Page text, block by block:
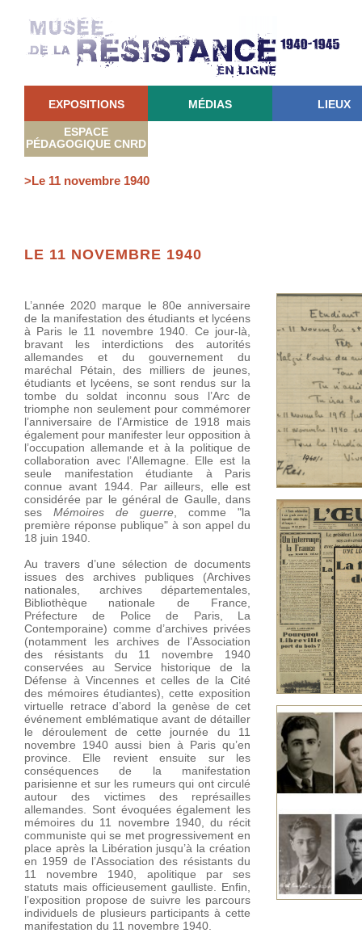
EXPOSITIONS MÉDIAS LIEUX
ESPACE
PÉDAGOGIQUE CNRD
>Le 11 novembre 1940
LE 11 NOVEMBRE 1940
L’année 2020 marque le 80e anniversaire
de la manifestation des étudiants et lycéens
à Paris le 11 novembre 1940. Ce jour-là,
bravant les interdictions des autorités
allemandes et du gouvernement du
maréchal Pétain, des milliers de jeunes,
étudiants et lycéens, se sont rendus sur la
tombe du soldat inconnu sous l’Arc de
triomphe non seulement pour commémorer
l’anniversaire de l’Armistice de 1918 mais
également pour manifester leur opposition à
l’occupation allemande et à la politique de
collaboration avec l’Allemagne. Elle est la
seule manifestation étudiante à Paris
connue avant 1944. Par ailleurs, elle est
considérée par le général de Gaulle, dans
ses Mémoires de guerre , comme "la
première réponse publique" à son appel du
18 juin 1940.
Au travers d’une sélection de documents
issues des archives publiques (Archives
nationales, archives départementales,
Bibliothèque nationale de France,
Préfecture de Police de Paris, La
Contemporaine) comme d’archives privées
(notamment les archives de l’Association
des résistants du 11 novembre 1940
conservées au Service historique de la
Défense à Vincennes et celles de la Cité
des mémoires étudiantes), cette exposition
virtuelle retrace d’abord la genèse de cet
événement emblématique avant de détailler
le déroulement de cette journée du 11
novembre 1940 aussi bien à Paris qu’en
province. Elle revient ensuite sur les
conséquences de la manifestation
parisienne et sur les rumeurs qui ont circulé
autour des victimes des représailles
allemandes. Sont évoquées également les
mémoires du 11 novembre 1940, du récit
communiste qui se met progressivement en
place après la Libération jusqu’à la création
en 1959 de l’Association des résistants du
11 novembre 1940, apolitique par ses
statuts mais officieusement gaulliste. Enfin,
l’exposition propose de suivre les parcours
individuels de plusieurs participants à cette
manifestation du 11 novembre 1940.
Aux origines
novembre
Les
manifestation